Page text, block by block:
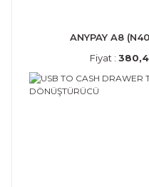
ANYPAY A8
Fiyat :